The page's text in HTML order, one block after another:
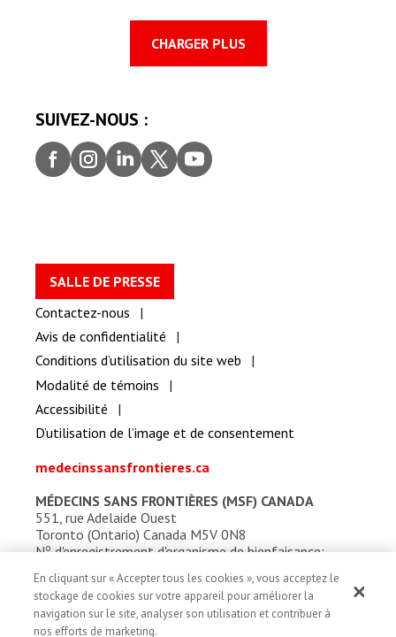
CHARGER PLUS
SUIVEZ-NOUS :
Faceb
ook
Insta
gram
Linke
dIn
Twitt
er
youtu
be
SALLE DE PRESSE
Contactez-nous
Avis de confidentialité
Conditions d’utilisation du site web
Modalité de témoins
Accessibilité
D’utilisation de l’image et de consentement
medecinssansfrontieres.ca
MÉDECINS SANS FRONTIÈRES (MSF) CANADA
551, rue Adelaide Ouest
Toronto (Ontario) Canada M5V 0N8
Nod'enregistrement d'organisme de bienfaisance:
En cliquant sur « Accepter tous les cookies », vous acceptez le
stockage de cookies sur votre appareil pour améliorer la
navigation sur le site, analyser son utilisation et contribuer à
nos efforts de marketing.